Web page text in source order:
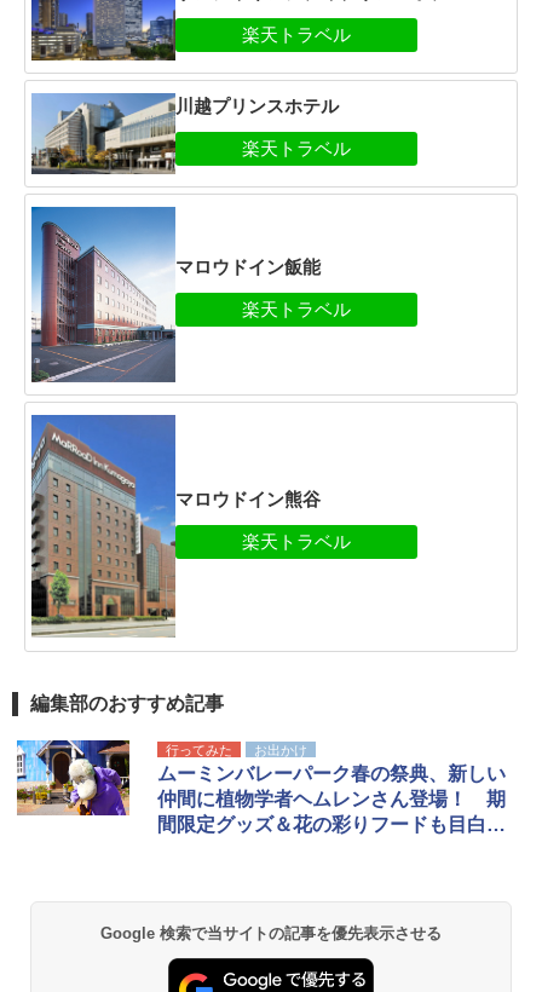
川越プリンスホテル
マロウドイン飯能
マロウドイン熊谷
編集部のおすすめ記事
行ってみた お出かけ
ムーミンバレーパーク春の祭典、新しい
仲間に植物学者ヘムレンさん登場！ 期
間限定グッズ＆花の彩りフードも目白押
Google 検索で当サイトの記事を優先表示させる